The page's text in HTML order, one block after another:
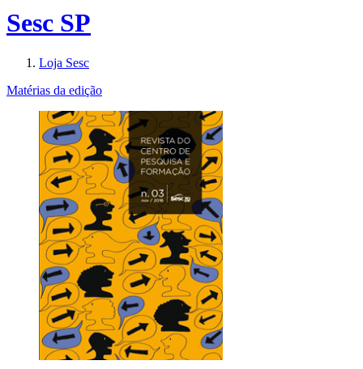
Sesc SP
Loja Sesc
Matérias da edição